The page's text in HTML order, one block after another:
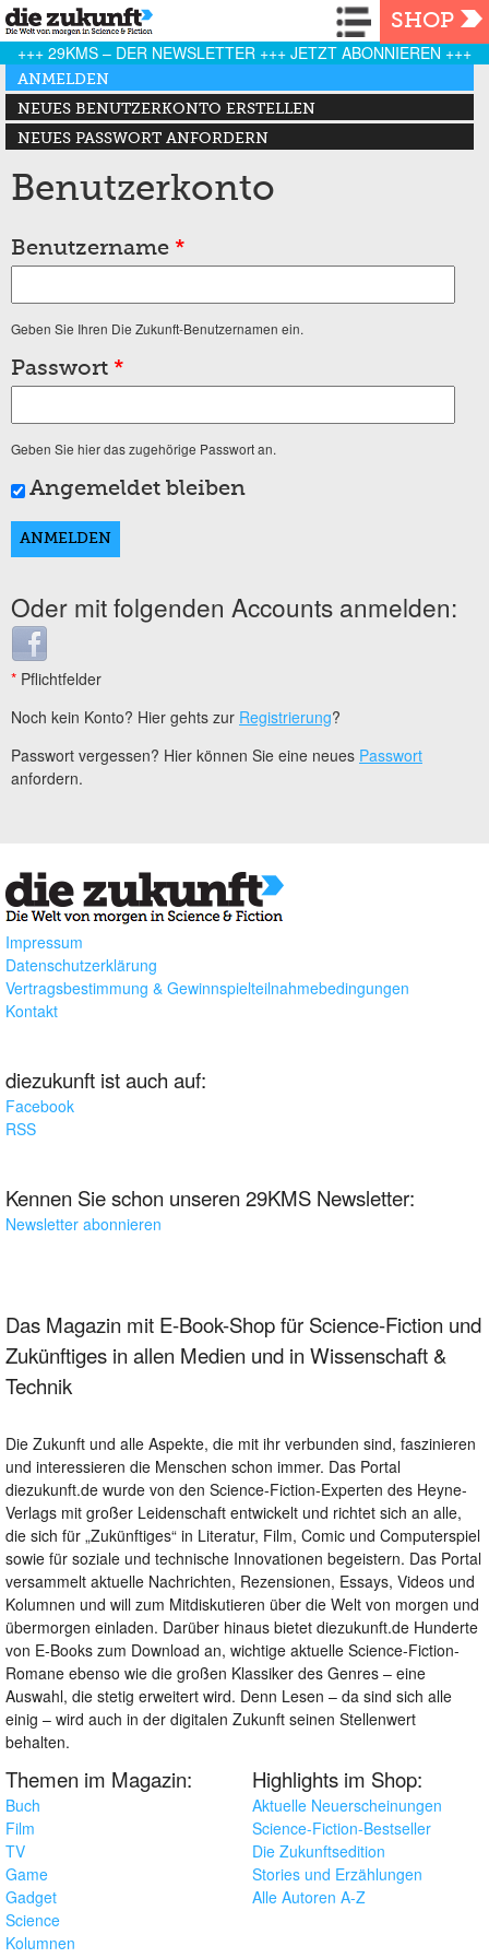
Navigation
SHOP
+++ 29KMS – DER NEWSLETTER +++ JETZT ABONNIEREN +++
Haupt-Reiter
ANMELDEN
(AKTIVER REITER)
NEUES BENUTZERKONTO ERSTELLEN
NEUES PASSWORT ANFORDERN
Benutzerkonto
Benutzername *
Geben Sie Ihren Die Zukunft-Benutzernamen ein.
Passwort *
Geben Sie hier das zugehörige Passwort an.
Angemeldet bleiben
Oder mit folgenden Accounts anmelden:
Login with Facebook
* Pflichtfelder
Noch kein Konto? Hier gehts zur Registrierung?
Passwort vergessen? Hier können Sie eine neues Passwort
anfordern.
Impressum
Datenschutzerklärung
Vertragsbestimmung & Gewinnspielteilnahmebedingungen
Kontakt
diezukunft ist auch auf:
Facebook
RSS
Kennen Sie schon unseren 29KMS Newsletter:
Newsletter abonnieren
Das Magazin mit E-Book-Shop für Science-Fiction und
Zukünftiges in allen Medien und in Wissenschaft &
Technik
Die Zukunft und alle Aspekte, die mit ihr verbunden sind, faszinieren
und interessieren die Menschen schon immer. Das Portal
diezukunft.de wurde von den Science-Fiction-Experten des Heyne-
Verlags mit großer Leidenschaft entwickelt und richtet sich an alle,
die sich für „Zukünftiges“ in Literatur, Film, Comic und Computerspiel
sowie für soziale und technische Innovationen begeistern. Das Portal
versammelt aktuelle Nachrichten, Rezensionen, Essays, Videos und
Kolumnen und will zum Mitdiskutieren über die Welt von morgen und
übermorgen einladen. Darüber hinaus bietet diezukunft.de Hunderte
von E-Books zum Download an, wichtige aktuelle Science-Fiction-
Romane ebenso wie die großen Klassiker des Genres – eine
Auswahl, die stetig erweitert wird. Denn Lesen – da sind sich alle
einig – wird auch in der digitalen Zukunft seinen Stellenwert
behalten.
Themen im Magazin:
Buch
Film
TV
Game
Gadget
Science
Kolumnen
Highlights im Shop:
Aktuelle Neuerscheinungen
Science-Fiction-Bestseller
Die Zukunftsedition
Stories und Erzählungen
Alle Autoren A-Z